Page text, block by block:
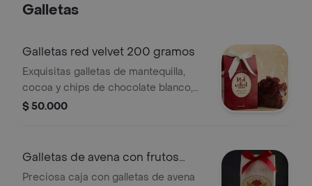
aparte en un frasco de vidrio. tienen
Galletas
Galletas red velvet 200 gramos
Exquisitas galletas de mantequilla,
cocoa y chips de chocolate blanco,
con un provocador rojo intenso red
una preciosa caja con cinta de raso.
$ 50.000
Galletas de avena con frutos
rojos 200 g
Preciosa caja con galletas de avena